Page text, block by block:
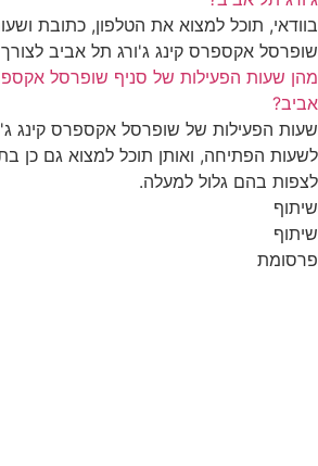
בוודאי, תוכל למצוא את הטלפון, כתובת
שופרסל אקספרס קינג ג'ורג תל אביב
מהן שעות הפעילות של סניף שופרסל
אביב?
שעות הפעילות של שופרסל אקספרס קינג
לשעות הפתיחה, ואותן תוכל למצוא גם כן
לצפות בהם גלול למעלה.
שיתוף
שיתוף
פרסומת